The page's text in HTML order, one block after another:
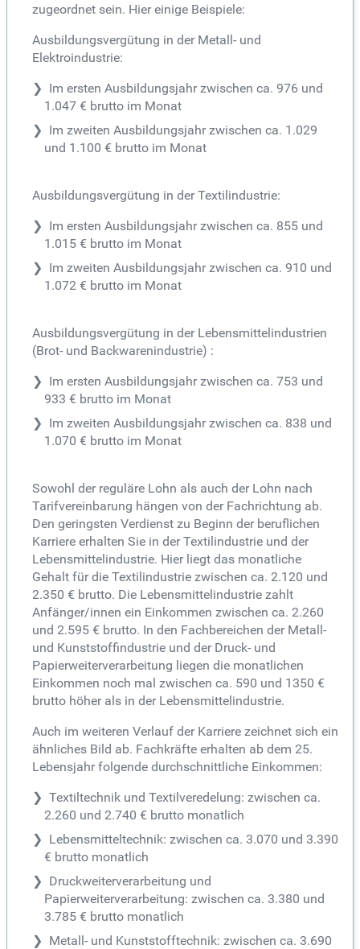
zugeordnet sein. Hier einige Beispiele:
Ausbildungsvergütung in der Metall- und
Elektroindustrie:
Im ersten Ausbildungsjahr zwischen ca. 976 und
1.047 € brutto im Monat
Im zweiten Ausbildungsjahr zwischen ca. 1.029
und 1.100 € brutto im Monat
Ausbildungsvergütung in der Textilindustrie:
Im ersten Ausbildungsjahr zwischen ca. 855 und
1.015 € brutto im Monat
Im zweiten Ausbildungsjahr zwischen ca. 910 und
1.072 € brutto im Monat
Ausbildungsvergütung in der Lebensmittelindustrien
(Brot- und Backwarenindustrie) :
Im ersten Ausbildungsjahr zwischen ca. 753 und
933 € brutto im Monat
Im zweiten Ausbildungsjahr zwischen ca. 838 und
1.070 € brutto im Monat
Sowohl der reguläre Lohn als auch der Lohn nach
Tarifvereinbarung hängen von der Fachrichtung ab.
Den geringsten Verdienst zu Beginn der beruflichen
Karriere erhalten Sie in der Textilindustrie und der
Lebensmittelindustrie. Hier liegt das monatliche
Gehalt für die Textilindustrie zwischen ca. 2.120 und
2.350 € brutto. Die Lebensmittelindustrie zahlt
Anfänger/innen ein Einkommen zwischen ca. 2.260
und 2.595 € brutto. In den Fachbereichen der Metall-
und Kunststoffindustrie und der Druck- und
Papierweiterverarbeitung liegen die monatlichen
Einkommen noch mal zwischen ca. 590 und 1350 €
brutto höher als in der Lebensmittelindustrie.
Auch im weiteren Verlauf der Karriere zeichnet sich ein
ähnliches Bild ab. Fachkräfte erhalten ab dem 25.
Lebensjahr folgende durchschnittliche Einkommen:
Textiltechnik und Textilveredelung: zwischen ca.
2.260 und 2.740 € brutto monatlich
Lebensmitteltechnik: zwischen ca. 3.070 und 3.390
€ brutto monatlich
Druckweiterverarbeitung und
Papierweiterverarbeitung: zwischen ca. 3.380 und
3.785 € brutto monatlich
Metall- und Kunststofftechnik: zwischen ca. 3.690